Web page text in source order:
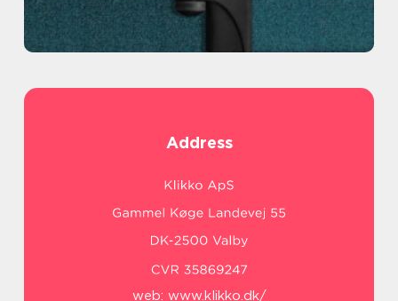
Address
web: www.klikko.dk/